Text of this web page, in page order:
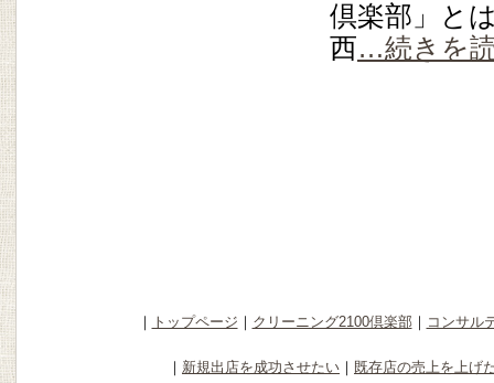
倶楽部」と
西…続きを
｜ トップページ ｜ クリーニング2100倶楽部｜ コンサル
｜ 新規出店を成功させたい ｜ 既存店の売上を上げ